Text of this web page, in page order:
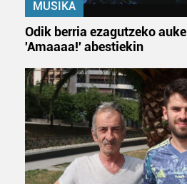
dezakezun ikusteko.
Lortu zure datu pertsonalak
datuen atalean. Edozein unetan
zure baimena Cookieen
Webgune honek cookie propioak
fitxategiak erabiltzen ditu. Zure
zerbitzuak hobetzeko asmoz,
baliatzen gara. Ohar hau onartuz
MUSIKA
Odik berria ezagutzeko
'Amaaaa!' abestiekin